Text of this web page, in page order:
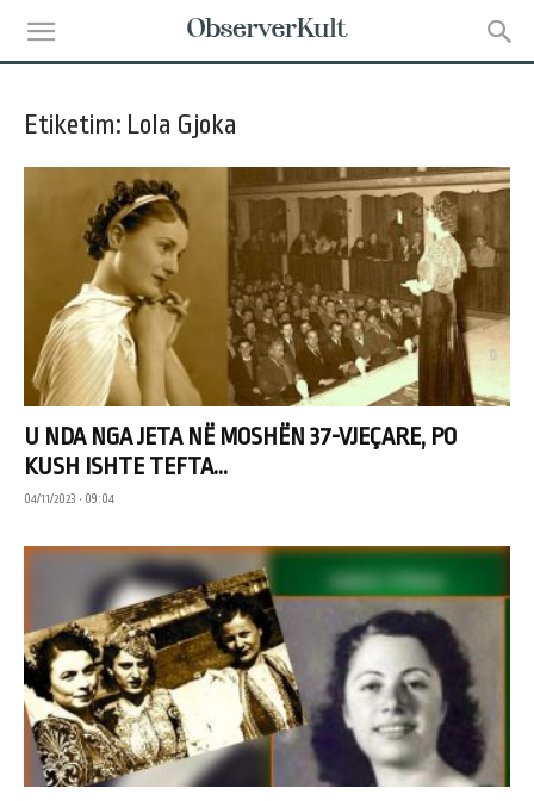
Etiketim: Lola Gjoka
U NDA NGA JETA NË MOSHËN 37-VJEÇARE, PO
KUSH ISHTE TEFTA...
04/11/2023 • 09:04